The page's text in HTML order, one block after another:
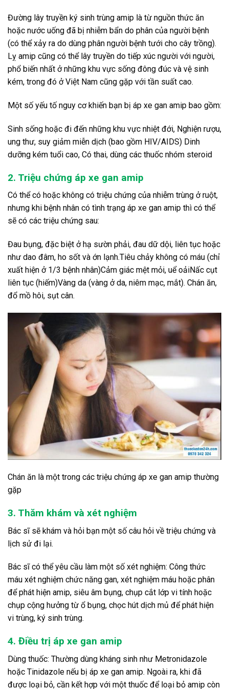
Đường lây truyền ký sinh trùng amip là từ nguồn thức ăn
hoặc nước uống đã bị nhiễm bẩn do phân của người bệnh
(có thể xảy ra do dùng phân người bệnh tưới cho cây trồng).
Lỵ amip cũng có thể lây truyền do tiếp xúc người với người,
phổ biến nhất ở những khu vực sống đông đúc và vệ sinh
kém, trong đó ở Việt Nam cũng gặp với tần suất cao.
Một số yếu tố nguy cơ khiến bạn bị áp xe gan amip bao gồm:
Sinh sống hoặc đi đến những khu vực nhiệt đới, Nghiện rượu,
ung thư, suy giảm miễn dịch (bao gồm HIV/AIDS) Dinh
dưỡng kém tuổi cao, Có thai, dùng các thuốc nhóm steroid
2. Triệu chứng áp xe gan amip
Có thể có hoặc không có triệu chứng của nhiễm trùng ở ruột,
nhưng khi bệnh nhân có tình trạng áp xe gan amip thì có thể
sẽ có các triệu chứng sau:
Đau bụng, đặc biệt ở hạ sườn phải, đau dữ dội, liên tục hoặc
như dao đâm, ho sốt và ớn lạnh.Tiêu chảy không có máu (chỉ
xuất hiện ở 1/3 bệnh nhân)Cảm giác mệt mỏi, uể oảiNấc cụt
liên tục (hiếm)Vàng da (vàng ở da, niêm mạc, mắt). Chán ăn,
đổ mồ hôi, sụt cân.
Chán ăn là một trong các triệu chứng áp xe gan amip thường
gặp
3. Thăm khám và xét nghiệm
Bác sĩ sẽ khám và hỏi bạn một số câu hỏi về triệu chứng và
lịch sử đi lại.
Bác sĩ có thể yêu cầu làm một số xét nghiệm: Công thức
máu xét nghiệm chức năng gan, xét nghiệm máu hoặc phân
để phát hiện amip, siêu âm bụng, chụp cắt lớp vi tính hoặc
chụp cộng hưởng từ ổ bụng, chọc hút dịch mủ để phát hiện
vi trùng, ký sinh trùng.
4. Điều trị áp xe gan amip
Dùng thuốc: Thường dùng kháng sinh như Metronidazole
hoặc Tinidazole nếu bị áp xe gan amip. Ngoài ra, khi đã
được loại bỏ, cần kết hợp với một thuốc để loại bỏ amip còn